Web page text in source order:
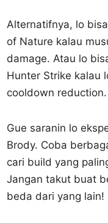
Alternatifnya, lo
of Nature kalau
damage. Atau lo
Hunter Strike kalau
cooldown reduction.
Gue saranin lo
Brody. Coba
cari build yang
Jangan takut buat
beda dari yang lain!